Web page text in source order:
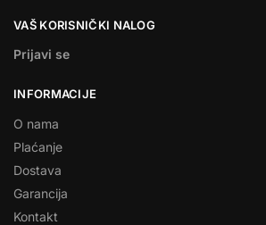
VAŠ KORISNIČKI NALOG
Prijavi se
INFORMACIJE
O nama
Plaćanje
Dostava
Garancija
Kontakt